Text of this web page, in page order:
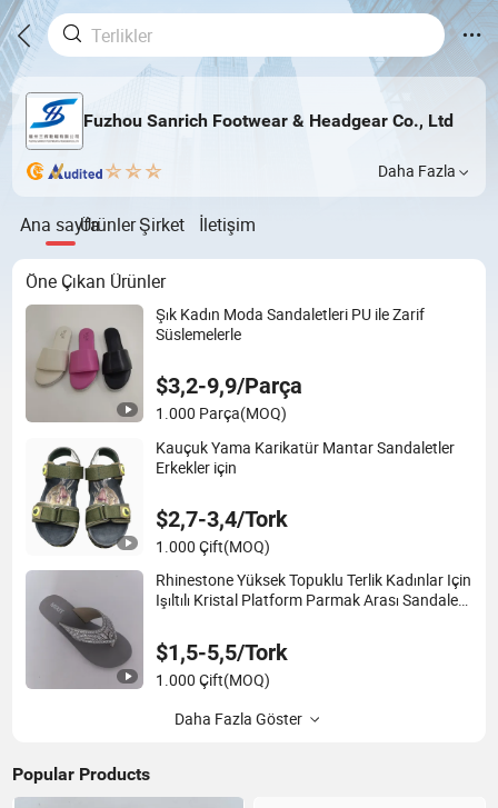
Fuzhou Sanrich Footwear & Headgear Co., Ltd
Daha Fazla
Ana sayfaÜrünlerŞirket İletişim
Öne Çıkan Ürünler
Şık Kadın Moda Sandaletleri PU ile Zarif
Süslemelerle
$3,2-9,9/Parça
1.000 Parça(MOQ)
Kauçuk Yama Karikatür Mantar Sandaletler
Erkekler için
$2,7-3,4/Tork
1.000 Çift(MOQ)
Rhinestone Yüksek Topuklu Terlik Kadınlar Için
Işıltılı Kristal Platform Parmak Arası Sandalet
$1,5-5,5/Tork
1.000 Çift(MOQ)
Daha Fazla Göster
Popular Products